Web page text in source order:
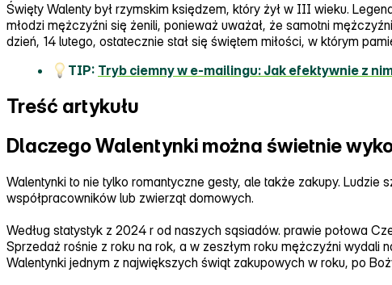
Święty Walenty był rzymskim księdzem, który żył w III wieku.
młodzi mężczyźni się żenili, ponieważ uważał, że samotni
dzień, 14 lutego, ostatecznie stał się świętem miłości, w którym
TIP: Tryb ciemny w e‑mailingu: Jak efektywnie z
Treść artykułu
Dlaczego Walentynki można świetnie
Walentynki to nie tylko romantyczne gesty, ale także zakupy.
współpracowników lub zwierząt domowych.
Według statystyk z 2024 r od naszych sąsiadów. prawie połowa
Sprzedaż rośnie z roku na rok, a w zeszłym roku mężczyźni wydali
Walentynki jednym z największych świąt zakupowych w roku, po